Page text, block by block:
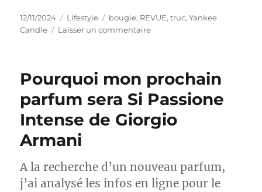
Publié
le
12/11/2024 Catégories
Lifestyle Étiquettes
bougie, REVUE,truc,Yankee
Candle
Laisser un commentairesur
Bougie
à
cidre
–
Pourquoi mon prochain
parfum sera Si Passione
Intense de Giorgio
Armani
A la recherche d’un nouveau parfum,
j’ai analysé les infos en ligne pour le